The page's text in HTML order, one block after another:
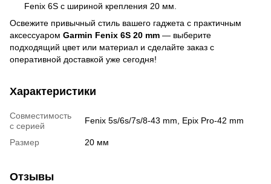
Fenix 6S с шириной крепления 20 мм.
Освежите привычный стиль вашего гаджета с практичным
аксессуаром Garmin Fenix 6S 20 mm — выберите
подходящий цвет или материал и сделайте заказ с
оперативной доставкой уже сегодня!
Характеристики
Совместимость
с серией
Fenix 5s/6s/7s/8-43 mm, Epix Pro-42 mm
Размер 20 мм
Отзывы